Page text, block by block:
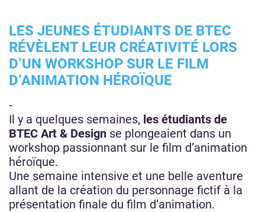
LES JEUNES ÉTUDIANTS DE BTEC
RÉVÈLENT LEUR CRÉATIVITÉ LORS
D’UN WORKSHOP SUR LE FILM
D’ANIMATION HÉROÏQUE
-
Il y a quelques semaines, les étudiants de
BTEC Art & Design se plongeaient dans un
workshop passionnant sur le film d’animation
héroïque.
Une semaine intensive et une belle aventure
allant de la création du personnage fictif à la
présentation finale du film d’animation.